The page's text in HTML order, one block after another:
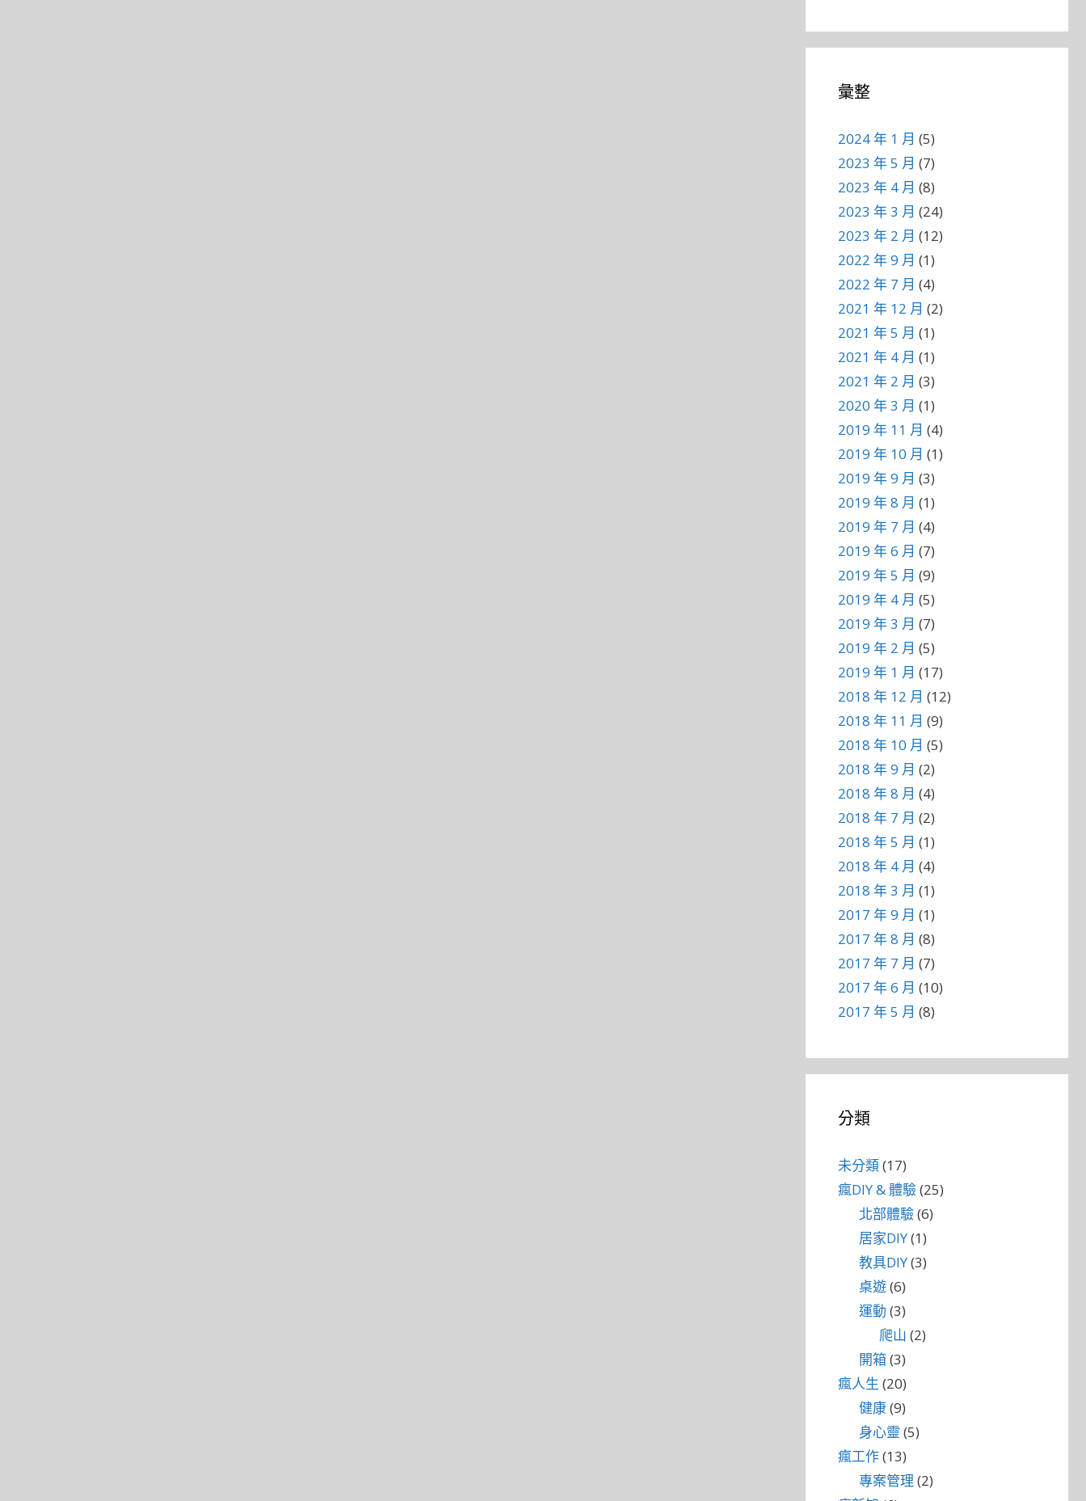
彙整
2024 年 1 月 (5)
2023 年 5 月 (7)
2023 年 4 月 (8)
2023 年 3 月 (24)
2023 年 2 月 (12)
2022 年 9 月 (1)
2022 年 7 月 (4)
2021 年 12 月 (2)
2021 年 5 月 (1)
2021 年 4 月 (1)
2021 年 2 月 (3)
2020 年 3 月 (1)
2019 年 11 月 (4)
2019 年 10 月 (1)
2019 年 9 月 (3)
2019 年 8 月 (1)
2019 年 7 月 (4)
2019 年 6 月 (7)
2019 年 5 月 (9)
2019 年 4 月 (5)
2019 年 3 月 (7)
2019 年 2 月 (5)
2019 年 1 月 (17)
2018 年 12 月 (12)
2018 年 11 月 (9)
2018 年 10 月 (5)
2018 年 9 月 (2)
2018 年 8 月 (4)
2018 年 7 月 (2)
2018 年 5 月 (1)
2018 年 4 月 (4)
2018 年 3 月 (1)
2017 年 9 月 (1)
2017 年 8 月 (8)
2017 年 7 月 (7)
2017 年 6 月 (10)
2017 年 5 月 (8)
分類
未分類(17)
瘋DIY & 體驗(25)
北部體驗(6)
居家DIY(1)
教具DIY(3)
桌遊(6)
運動 (3)
爬山 (2)
開箱(3)
瘋人生 (20)
健康(9)
身心靈 (5)
瘋工作(13)
專案管理 (2)